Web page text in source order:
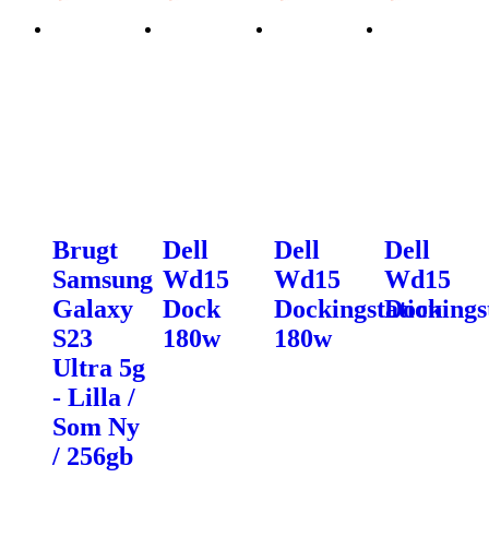
Brugt
Samsung
Galaxy
S23
Ultra 5g
- Lilla /
Som Ny
/ 256gb
Dell
Wd15
Dock
180w
Dell
Wd15
Dockingstation
180w
Dell
Wd15